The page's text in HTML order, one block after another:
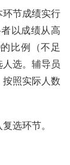
环节成绩实行
以成绩从高
比例（不足
选。辅导员
照实际人数
选环节。